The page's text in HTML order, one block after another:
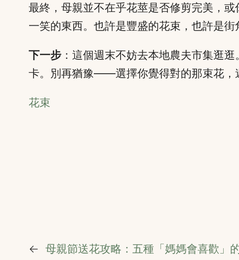
最終，母親並不在乎花莖是否修剪完美，
一笑的東西。也許是豐盛的花束，也許是
下一步 ：這個週末不妨去本地農夫市集逛
卡。別再猶豫——選擇你覺得對的那束花，
花束
← 母親節送花攻略：五種「媽媽會喜歡」